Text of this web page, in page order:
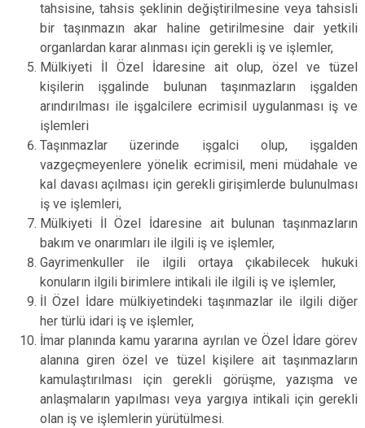
tahsisine, tahsis şeklinin değiştirilmesine veya tahsisli
bir taşınmazın akar haline getirilmesine dair yetkili
organlardan karar alınması için gerekli iş ve işlemler,
Mülkiyeti İl Özel İdaresine ait olup, özel ve tüzel
kişilerin işgalinde bulunan taşınmazların işgalden
arındırılması ile işgalcilere ecrimisil uygulanması iş ve
işlemleri
Taşınmazlar üzerinde işgalci olup, işgalden
vazgeçmeyenlere yönelik ecrimisil, meni müdahale ve
kal davası açılması için gerekli girişimlerde bulunulması
iş ve işlemleri,
Mülkiyeti İl Özel İdaresine ait bulunan taşınmazların
bakım ve onarımları ile ilgili iş ve işlemler,
Gayrimenkuller ile ilgili ortaya çıkabilecek hukuki
konuların ilgili birimlere intikali ile ilgili iş ve işlemler,
İl Özel İdare mülkiyetindeki taşınmazlar ile ilgili diğer
her türlü idari iş ve işlemler,
İmar planında kamu yararına ayrılan ve Özel İdare görev
alanına giren özel ve tüzel kişilere ait taşınmazların
kamulaştırılması için gerekli görüşme, yazışma ve
anlaşmaların yapılması veya yargıya intikali için gerekli
olan iş ve işlemlerin yürütülmesi.